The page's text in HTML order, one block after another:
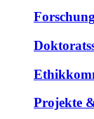
Projekte